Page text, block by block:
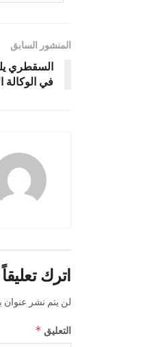
المنشور السابق
السقطري
في الوكالة
اترك تعليقاً
لن يتم نشر عنوان
التعليق *